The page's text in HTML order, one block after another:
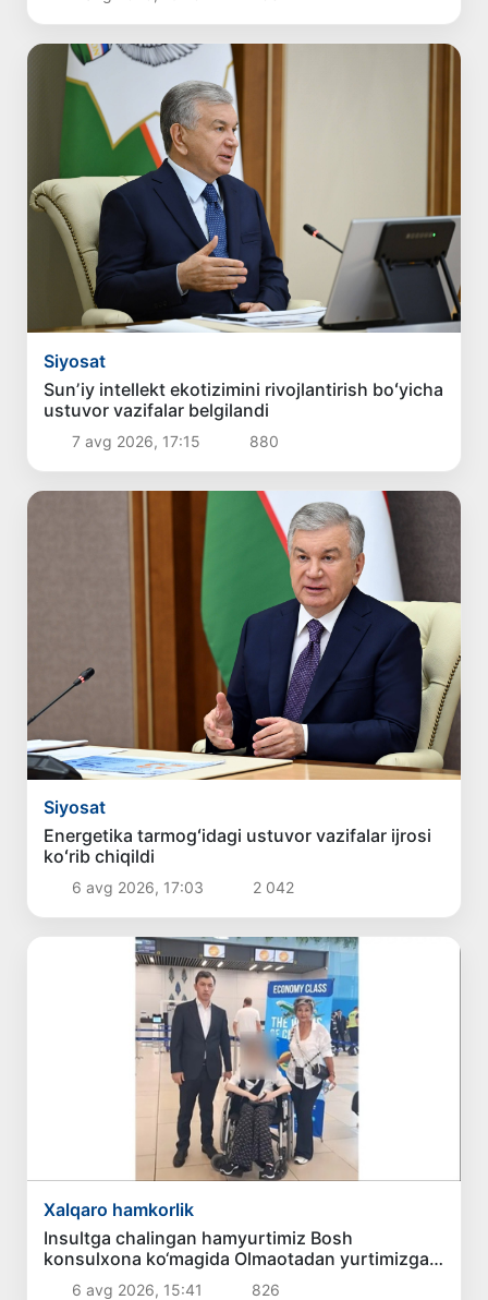
Siyosat
Sunʼiy intellekt ekotizimini rivojlantirish boʻyicha
ustuvor vazifalar belgilandi
7 avg 2026, 17:15 880
Siyosat
Energetika tarmogʻidagi ustuvor vazifalar ijrosi
koʻrib chiqildi
6 avg 2026, 17:03 2 042
Xalqaro hamkorlik
Insultga chalingan hamyurtimiz Bosh
konsulxona ko‘magida Olmaotadan yurtimizga
qaytarildi
6 avg 2026, 15:41 826